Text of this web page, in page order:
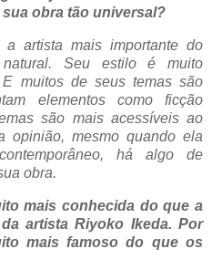
obra tão universal?
artista mais importante do
Seu estilo é muito
muitos de seus temas são
elementos como ficção
são mais acessíveis ao
opinião, mesmo quando ela
há algo de
obra.
mais conhecida do que a
artista Riyoko Ikeda. Por
mais famoso do que os